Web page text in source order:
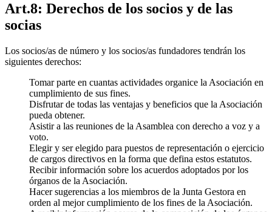
Art.8: Derechos de los socios y de las
socias
Los socios/as de número y los socios/as fundadores tendrán los
siguientes derechos:
Tomar parte en cuantas actividades organice la Asociación en
cumplimiento de sus fines.
Disfrutar de todas las ventajas y beneficios que la Asociación
pueda obtener.
Asistir a las reuniones de la Asamblea con derecho a voz y a
voto.
Elegir y ser elegido para puestos de representación o ejercicio
de cargos directivos en la forma que defina estos estatutos.
Recibir información sobre los acuerdos adoptados por los
órganos de la Asociación.
Hacer sugerencias a los miembros de la Junta Gestora en
orden al mejor cumplimiento de los fines de la Asociación.